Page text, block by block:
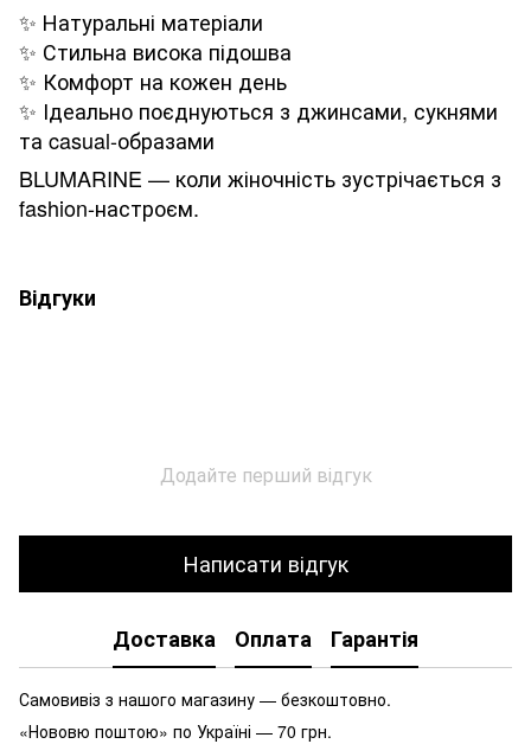
✨ Натуральні матеріали
✨ Стильна висока підошва
✨ Комфорт на кожен день
✨ Ідеально поєднуються з джинсами, сукнями
та casual-образами
BLUMARINE — коли жіночність зустрічається з
fashion-настроєм.
Відгуки
Додайте перший відгук
Написати відгук
Доставка Оплата Гарантія
Самовивіз з нашого магазину — безкоштовно.
«Нововю поштою» по Україні — 70 грн.